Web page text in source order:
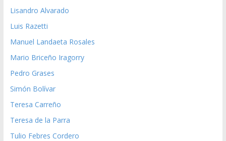
Lisandro Alvarado
Luis Razetti
Manuel Landaeta Rosales
Mario Briceño Iragorry
Pedro Grases
Simón Bolívar
Teresa Carreño
Teresa de la Parra
Tulio Febres Cordero